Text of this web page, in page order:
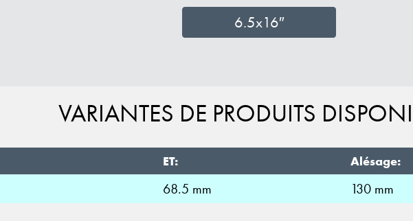
6.5x16″
VARIANTES DE PRODUITS
ET: Alésage:
68.5 mm 130 mm